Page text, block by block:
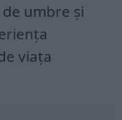
umbre și
viața